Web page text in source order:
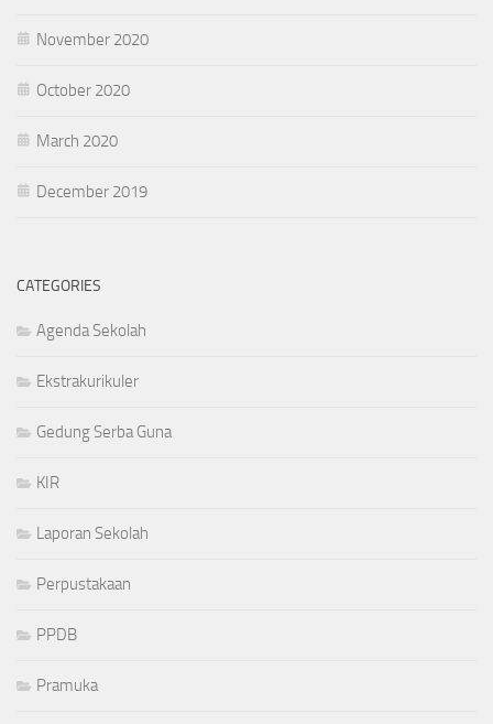
November 2020
October 2020
March 2020
December 2019
CATEGORIES
Agenda Sekolah
Ekstrakurikuler
Gedung Serba Guna
KIR
Laporan Sekolah
Perpustakaan
PPDB
Pramuka